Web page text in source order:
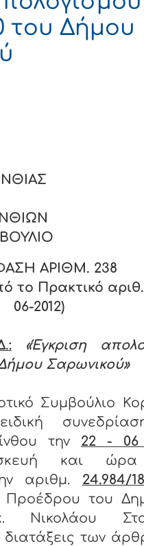
του Δήμου
ΑΡΙΘΜ. 238
το Πρακτικό αριθ.
06-2012)
«Έγκριση
Σαρωνικού»
Συμβούλιο
την 22 - 06
και
αριθμ. 24.984/
του
Νικολάου
των